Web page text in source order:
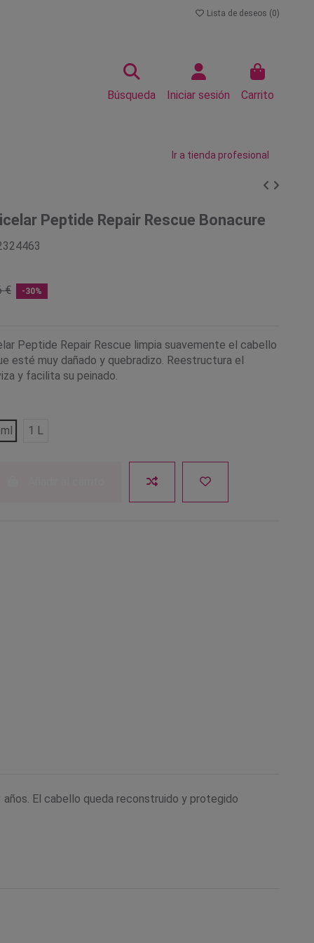
Lista de deseos (0)
Búsqueda Iniciar sesión Carrito
Ir a tienda profesional
Peptide Repair Rescue Bonacure
€ -30%
Peptide Repair Rescue limpia suavemente el cabello
esté muy dañado y quebradizo. Reestructura el
y facilita su peinado.
1 L
El cabello queda reconstruido y protegido